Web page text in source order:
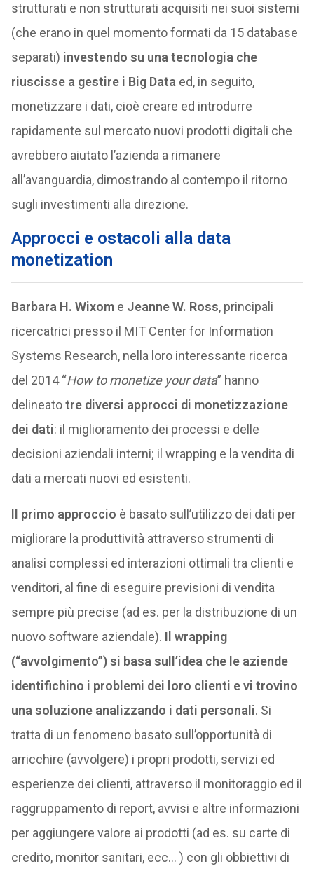
strutturati e non strutturati acquisiti nei suoi sistemi
(che erano in quel momento formati da 15 database
separati) investendo su una tecnologia che
riuscisse a gestire i Big Data ed, in seguito,
monetizzare i dati, cioè creare ed introdurre
rapidamente sul mercato nuovi prodotti digitali che
avrebbero aiutato l’azienda a rimanere
all’avanguardia, dimostrando al contempo il ritorno
sugli investimenti alla direzione.
Approcci e ostacoli alla data
monetization
Barbara H. Wixom e Jeanne W. Ross, principali
ricercatrici presso il MIT Center for Information
Systems Research, nella loro interessante ricerca
del 2014 “How to monetize your data” hanno
delineatotre diversi approcci di monetizzazione
dei dati: il miglioramento dei processi e delle
decisioni aziendali interni; il wrapping e la vendita di
dati a mercati nuovi ed esistenti.
Il primo approccio è basato sull’utilizzo dei dati per
migliorare la produttività attraverso strumenti di
analisi complessi ed interazioni ottimali tra clienti e
venditori, al fine di eseguire previsioni di vendita
sempre più precise (ad es. per la distribuzione di un
nuovo software aziendale). Il wrapping
(“avvolgimento”) si basa sull’idea che le aziende
identifichino i problemi dei loro clienti e vi trovino
una soluzione analizzando i dati personali. Si
tratta di un fenomeno basato sull’opportunità di
arricchire (avvolgere) i propri prodotti, servizi ed
esperienze dei clienti, attraverso il monitoraggio ed il
raggruppamento di report, avvisi e altre informazioni
per aggiungere valore ai prodotti (ad es. su carte di
credito, monitor sanitari, ecc… ) con gli obbiettivi di